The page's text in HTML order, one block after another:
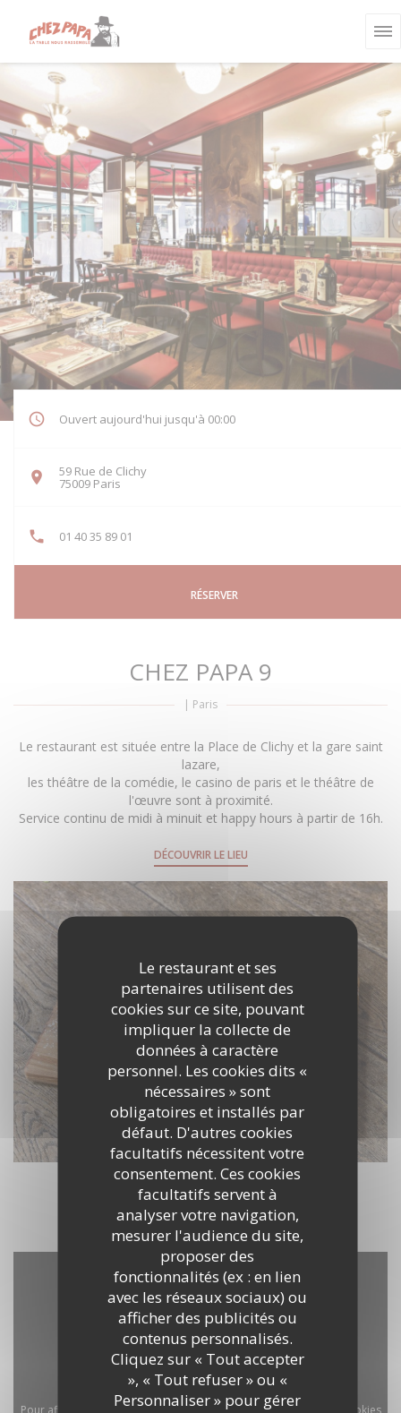
Le restaurant et ses
partenaires utilisent des
cookies sur ce site, pouvant
impliquer la collecte de
données à caractère
personnel. Les cookies dits «
nécessaires » sont
obligatoires et installés par
défaut. D'autres cookies
facultatifs nécessitent votre
consentement. Ces cookies
facultatifs servent à
analyser votre navigation,
mesurer l'audience du site,
proposer des
fonctionnalités (ex : en lien
avec les réseaux sociaux) ou
afficher des publicités ou
contenus personnalisés.
Cliquez sur « Tout accepter
», « Tout refuser » ou «
Personnaliser » pour gérer
Ouvert aujourd'hui jusqu'à 00:00
59 Rue de Clichy
75009 Paris ((ouvre une nouvelle fenêtre))
01 40 35 89 01
RÉSERVER
CHEZ PAPA 9
| Paris
Le restaurant est située entre la Place de Clichy et la gare saint
lazare,
les théâtre de la comédie, le casino de paris et le théâtre de
l'œuvre sont à proximité.
Service continu de midi à minuit et happy hours à partir de 16h.
DÉCOUVRIR LE LIEU
Pour afficher la carte interactive Waze, vous devez accepter les cookies